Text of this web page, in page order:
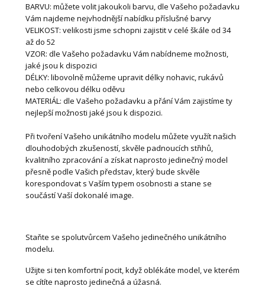
BARVU: můžete volit jakoukoli barvu, dle Vašeho požadavku
Vám najdeme nejvhodnější nabídku příslušné barvy
VELIKOST: velikosti jsme schopni zajistit v celé škále od 34
až do 52
VZOR: dle Vašeho požadavku Vám nabídneme možnosti,
jaké jsou k dispozici
DÉLKY: libovolně můžeme upravit délky nohavic, rukávů
nebo celkovou délku oděvu
MATERIÁL: dle Vašeho požadavku a přání Vám zajistíme ty
nejlepší možnosti jaké jsou k dispozici.
Při tvoření Vašeho unikátního modelu můžete využít našich
dlouhodobých zkušeností, skvěle padnoucích střihů,
kvalitního zpracování a získat naprosto jedinečný model
přesně podle Vašich představ, který bude skvěle
korespondovat s Vaším typem osobnosti a stane se
součástí Vaší dokonalé image.
Staňte se spolutvůrcem Vašeho jedinečného unikátního
modelu.
Užijte si ten komfortní pocit, když oblékáte model, ve kterém
se cítíte naprosto jedinečná a úžasná.